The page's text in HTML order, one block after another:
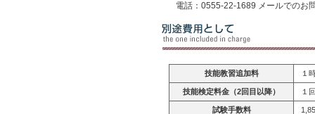
電話：0555-22-1689 メールでのお
技能教習追加料 １
技能検定料金（2回目以降） １
試験手数料